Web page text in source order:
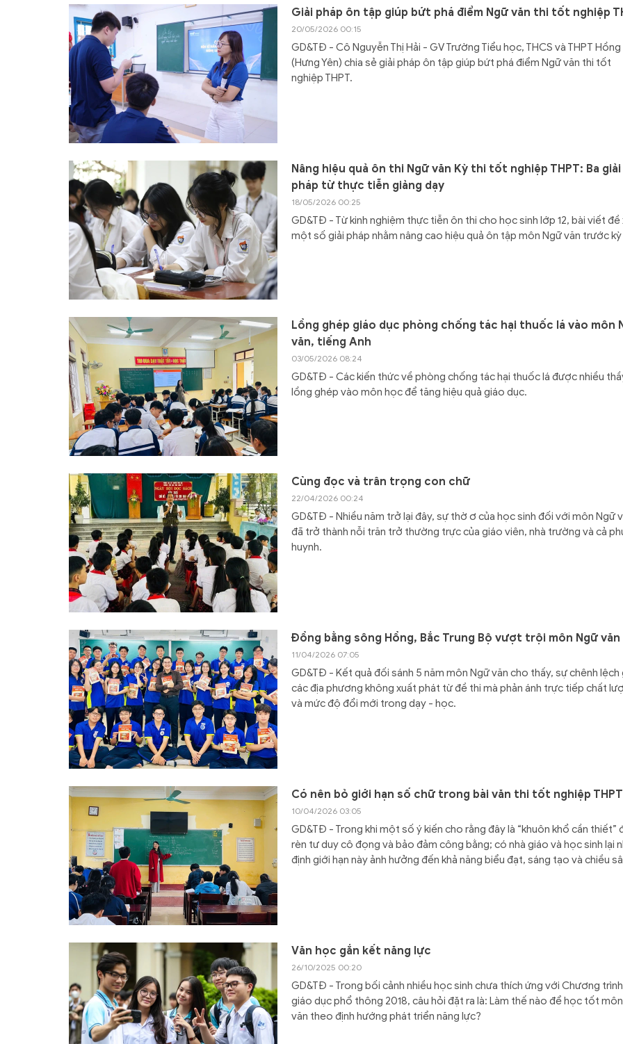
Giải pháp ôn tập giúp bứt phá điểm Ngữ văn thi tốt nghiệp
20/05/2026 00:15
GD&TĐ - Cô Nguyễn Thị Hải - GV Trường Tiểu học, THCS và THPT
(Hưng Yên) chia sẻ giải pháp ôn tập giúp bứt phá điểm Ngữ văn thi tốt
nghiệp THPT.
Nâng hiệu quả ôn thi Ngữ văn Kỳ thi tốt nghiệp THPT: Ba giải
pháp từ thực tiễn giảng dạy
18/05/2026 00:25
GD&TĐ - Từ kinh nghiệm thực tiễn ôn thi cho học sinh lớp 12, bài viết đề
một số giải pháp nhằm nâng cao hiệu quả ôn tập môn Ngữ văn trước
Lồng ghép giáo dục phòng chống tác hại thuốc lá vào môn
văn, tiếng Anh
03/05/2026 08:24
GD&TĐ - Các kiến thức về phòng chống tác hại thuốc lá được nhiều
lồng ghép vào môn học để tăng hiệu quả giáo dục.
Cùng đọc và trân trọng con chữ
22/04/2026 00:24
GD&TĐ - Nhiều năm trở lại đây, sự thờ ơ của học sinh đối với môn Ngữ
đã trở thành nỗi trăn trở thường trực của giáo viên, nhà trường và cả
huynh.
Đồng bằng sông Hồng, Bắc Trung Bộ vượt trội môn Ngữ văn
11/04/2026 07:05
GD&TĐ - Kết quả đối sánh 5 năm môn Ngữ văn cho thấy, sự chênh lệch
các địa phương không xuất phát từ đề thi mà phản ánh trực tiếp chất
và mức độ đổi mới trong dạy - học.
Có nên bỏ giới hạn số chữ trong bài văn thi tốt nghiệp
10/04/2026 03:05
GD&TĐ - Trong khi một số ý kiến cho rằng đây là “khuôn khổ cần thiết”
rèn tư duy cô đọng và bảo đảm công bằng; có nhà giáo và học sinh lại
định giới hạn này ảnh hưởng đến khả năng biểu đạt, sáng tạo và chiều
Văn học gắn kết năng lực
26/10/2025 00:20
GD&TĐ - Trong bối cảnh nhiều học sinh chưa thích ứng với Chương trình
giáo dục phổ thông 2018, câu hỏi đặt ra là: Làm thế nào để học tốt
văn theo định hướng phát triển năng lực?